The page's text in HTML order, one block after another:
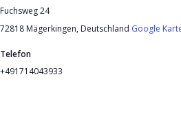
Fuchsweg 24
72818 Mägerkingen, Deutschland Google
Telefon
+491714043933